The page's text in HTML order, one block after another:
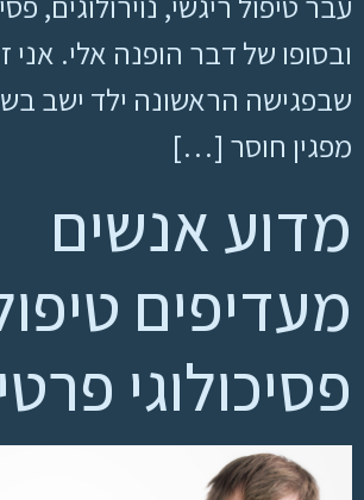
ובסופו של דבר הופנה אלי. אני
שבפגישה הראשונה ילד ישב
מפגין חוסר […]
מדוע אנשים
מעדיפים
פסיכולוגי